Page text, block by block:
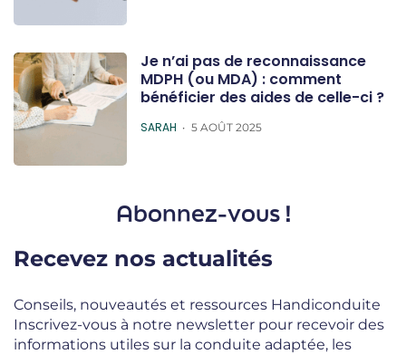
Je n’ai pas de reconnaissance
MDPH (ou MDA) : comment
bénéficier des aides de celle-ci ?
POSTED
SARAH 5 AOÛT 2025
Abonnez-vous !
Recevez nos actualités
Conseils, nouveautés et ressources Handiconduite
Inscrivez-vous à notre newsletter pour recevoir des
informations utiles sur la conduite adaptée, les